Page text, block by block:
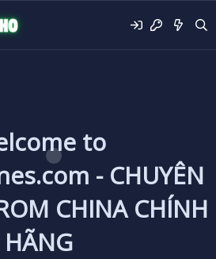
to
- CHUYÊN
CHINA CHÍNH
HÃNG